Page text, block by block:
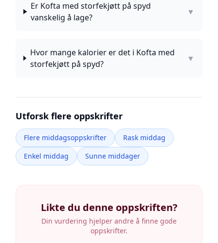
Er Kofta med storfekjøtt på spyd
vanskelig å lage?
▼
Hvor mange kalorier er det i Kofta med
storfekjøtt på spyd?
▼
Utforsk flere oppskrifter
Flere middagsoppskrifter
Rask middag
Enkel middag
Sunne middager
Likte du denne oppskriften?
Din vurdering hjelper andre å finne gode
oppskrifter.